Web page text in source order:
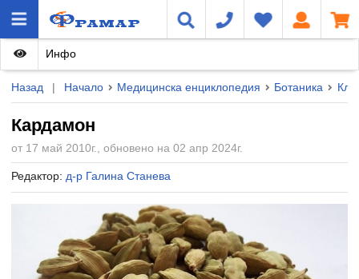
Назад | Начало Медицинска енциклопедия Ботаника
Кардамон
от 17 май 2010г., обновено на 02 апр 2024г.
Редактор: д-р Галина Станева
Инфо